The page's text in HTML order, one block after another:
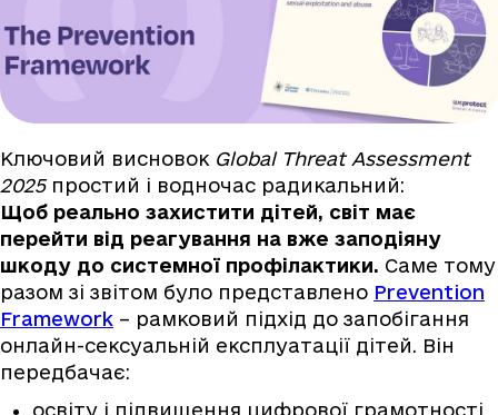
Ключовий висновок Global Threat Assessment
2025простий і водночас радикальний:
Щоб реально захистити дітей, світ має
перейти від реагування на вже заподіяну
шкоду до системної профілактики. Саме тому
разом зі звітом було представлено Prevention
Framework – рамковий підхід до запобігання
онлайн-сексуальній експлуатації дітей. Він
передбачає:
освіту і підвищення цифрової грамотності